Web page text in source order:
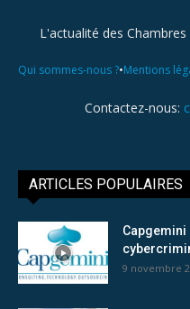
L'actualité des
Qui sommes-nous ?•Mentions
Contactez-nous:
ARTICLES POPULAIRES
9 novembre